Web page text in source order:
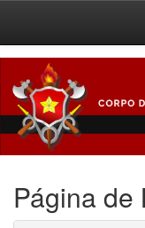
navigation
Página de